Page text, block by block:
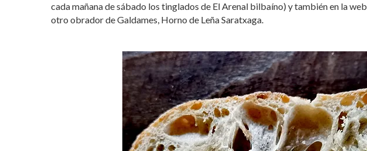
cada mañana de sábado los tinglados de El Arenal bilbaíno) y también en la web
otro obrador de Galdames, Horno de Leña Saratxaga.